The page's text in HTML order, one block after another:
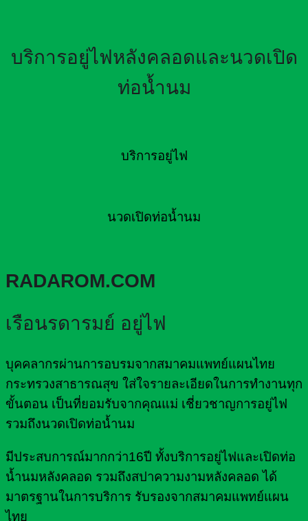
บริการอยู่ไฟหลังคลอดและนวดเปิด
ท่อน้ำนม
บริการอยู่ไฟ
นวดเปิดท่อน้ำนม
RADAROM.COM
เรือนรดารมย์ อยู่ไฟ
บุคคลากรผ่านการอบรมจากสมาคมแพทย์แผนไทย
กระทรวงสาธารณสุข ใส่ใจรายละเอียดในการทำงานทุก
ขั้นตอน เป็นที่ยอมรับจากคุณแม่ เชี่ยวชาญการอยู่ไฟ
รวมถึงนวดเปิดท่อน้ำนม
มีประสบการณ์มากกว่า16ปี ทั้งบริการอยู่ไฟและเปิดท่อ
น้ำนมหลังคลอด รวมถึงสปาความงามหลังคลอด ได้
มาตรฐานในการบริการ รับรองจากสมาคมแพทย์แผน
ไทย